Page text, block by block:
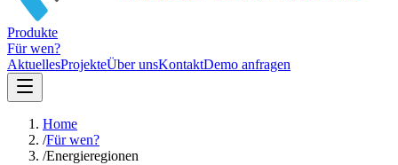
Produkte
Für wen?
AktuellesProjekteÜber unsKontaktDemo anfragen
Home
/Für wen?
/Energieregionen